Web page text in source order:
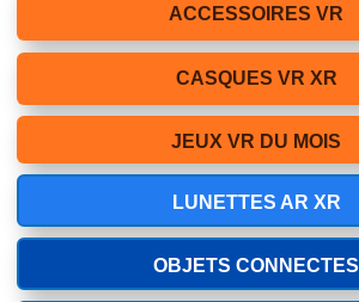
ACCESSOIRES VR
CASQUES VR XR
JEUX VR DU MOIS
LUNETTES AR XR
OBJETS CONNECTES